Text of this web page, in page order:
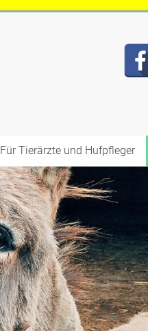
Für Tierärzte und Hufpfleger